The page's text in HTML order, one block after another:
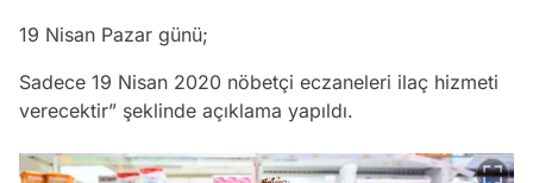
19 Nisan Pazar günü;
Sadece 19 Nisan 2020 nöbetçi eczaneleri ilaç hizmeti
verecektir” şeklinde açıklama yapıldı.